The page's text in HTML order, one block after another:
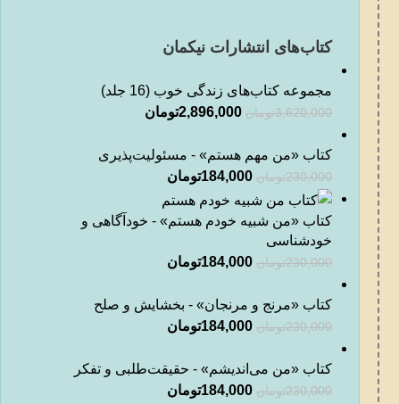
کتاب‌های انتشارات نیکمان
مجموعه کتاب‌های زندگی خوب (16 جلد)
3,620,000تومان 2,896,000تومان
کتاب «من مهم هستم» - مسئولیت‌پذیری
230,000تومان 184,000تومان
کتاب «من شبیه خودم هستم» - خودآگاهی و
خودشناسی
230,000تومان 184,000تومان
کتاب «مرنج و مرنجان» - بخشایش و صلح
230,000تومان 184,000تومان
کتاب «من می‌اندیشم» - حقیقت‌طلبی و تفکر
230,000تومان 184,000تومان